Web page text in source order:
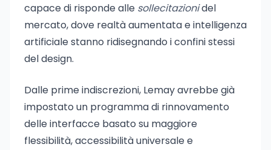
capace di risponde alle sollecitazionidel
mercato, dove realtà aumentata e intelligenza
artificiale stanno ridisegnando i confini stessi
del design.
Dalle prime indiscrezioni, Lemay avrebbe già
impostato un programma di rinnovamento
delle interfacce basato su maggiore
flessibilità, accessibilità universale e